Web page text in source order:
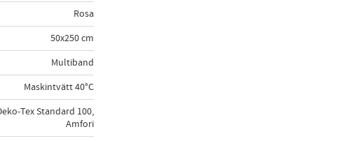
Rosa
50x250 cm
Multiband
Maskintvätt 40°C
Tex Standard 100,
Amfori